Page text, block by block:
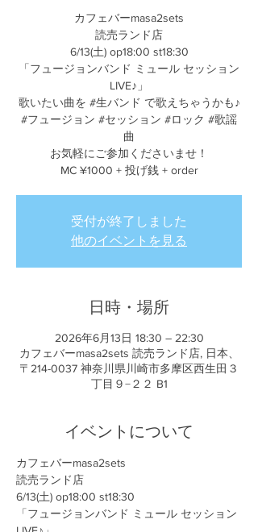
カフェバーmasa2sets
読売ランド店
6/13(土) op18:00 st18:30
「フュージョンバンド ミュール セッション
LIVE♪」
歌いたい曲を #生バンド で歌えちゃうかも♪
#フュージョン #セッション #ロック #歌謡
曲
お気軽にご参加くださいませ！
MC ¥1000 + 投げ銭 + order
受付が終了しました
他のイベントを見る
日時・場所
2026年6月13日 18:30 – 22:30
カフェバーmasa2sets 読売ランド店, 日本、
〒214-0037 神奈川県川崎市多摩区西生田３
丁目９−２２ B1
イベントについて
カフェバーmasa2sets
読売ランド店
6/13(土) op18:00 st18:30
「フュージョンバンド ミュール セッション